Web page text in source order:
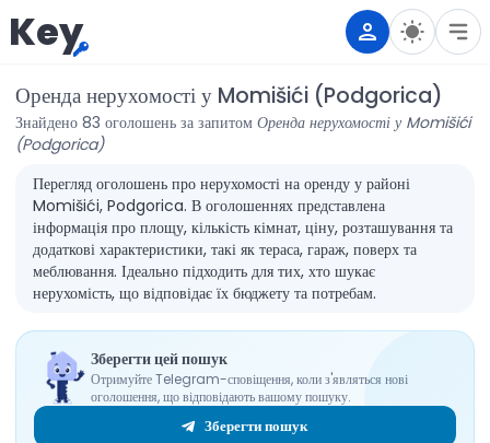
Key
Оренда нерухомості у Momišići (Podgorica)
Знайдено 83 оголошень за запитом Оренда нерухомості у Momišići
(Podgorica)
Перегляд оголошень про нерухомості на оренду у районі
Momišići, Podgorica. В оголошеннях представлена
інформація про площу, кількість кімнат, ціну, розташування та
додаткові характеристики, такі як тераса, гараж, поверх та
меблювання. Ідеально підходить для тих, хто шукає
нерухомість, що відповідає їх бюджету та потребам.
Зберегти цей пошук
Отримуйте Telegram-сповіщення, коли з'являться нові
оголошення, що відповідають вашому пошуку.
Зберегти пошук